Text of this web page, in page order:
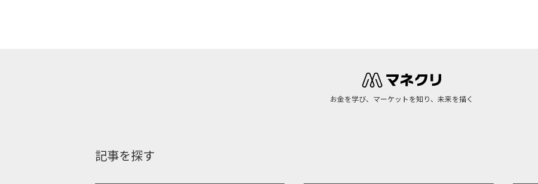
お金を学び、マーケットを知り、未来を描く
記事を探す